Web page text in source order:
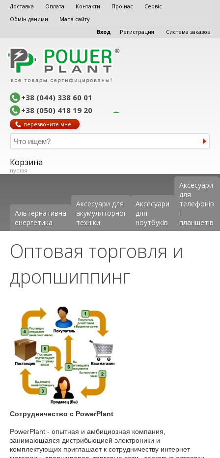
Доставка Оплата Контакти Про нас
Сервіс
Обмін даними
Мапа сайту
Вход
Регистрация Система заказов
+38 (044) 338 60 01
+38 (050) 418 19 20
перезвоните мне
Корзина
пустая
Альтернативна
енергетика
Аксесуари для
акумуляторної
техніки
Аксесуари
для
ноутбуків
Аксеcуари
для
телефонів
і
планшетів
Оптовая торговля и
дропшиппинг
Сотрудничество с PowerPlant
PowerPlant - опытная и амбициозная компания,
занимающаяся дистрибьюцией электроники и
комплектующих приглашает к сотрудничеству интернет